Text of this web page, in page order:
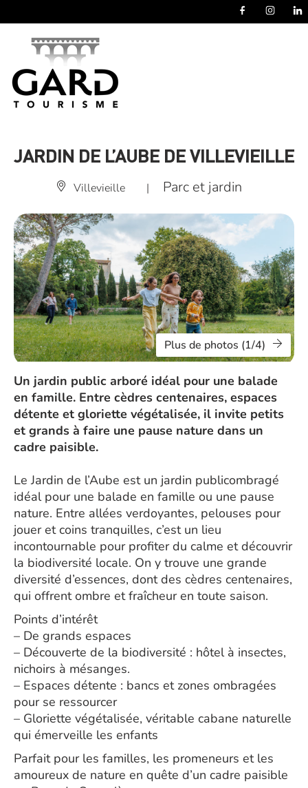
JARDIN DE L’AUBE DE VILLEVIEILLE
Villevieille | Parc et jardin
Plus de photos (1/4)
Un jardin public arboré idéal pour une balade
en famille. Entre cèdres centenaires, espaces
détente et gloriette végétalisée, il invite petits
et grands à faire une pause nature dans un
cadre paisible.
Le Jardin de l’Aube est un jardin publicombragé
idéal pour une balade en famille ou une pause
nature. Entre allées verdoyantes, pelouses pour
jouer et coins tranquilles, c’est un lieu
incontournable pour profiter du calme et découvrir
la biodiversité locale. On y trouve une grande
diversité d’essences, dont des cèdres centenaires,
qui offrent ombre et fraîcheur en toute saison.
Points d’intérêt
– De grands espaces
– Découverte de la biodiversité : hôtel à insectes,
nichoirs à mésanges.
– Espaces détente : bancs et zones ombragées
pour se ressourcer
– Gloriette végétalisée, véritable cabane naturelle
qui émerveille les enfants
Parfait pour les familles, les promeneurs et les
amoureux de nature en quête d’un cadre paisible